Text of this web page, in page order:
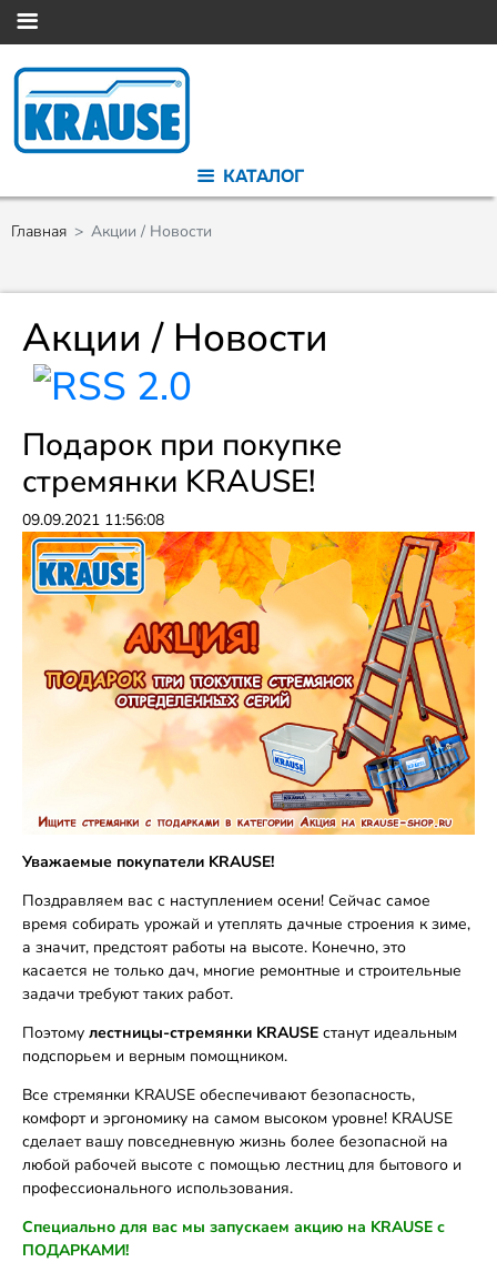
КАТАЛОГ
Главная Акции / Новости
Акции / Новости
Подарок при покупке
стремянки KRAUSE!
09.09.2021 11:56:08
Уважаемые покупатели KRAUSE!
Поздравляем вас с наступлением осени! Сейчас самое
время собирать урожай и утеплять дачные строения к зиме,
а значит, предстоят работы на высоте. Конечно, это
касается не только дач, многие ремонтные и строительные
задачи требуют таких работ.
Поэтому лестницы-стремянки KRAUSE станут идеальным
подспорьем и верным помощником.
Все стремянки KRAUSE обеспечивают безопасность,
комфорт и эргономику на самом высоком уровне! KRAUSE
сделает вашу повседневную жизнь более безопасной на
любой рабочей высоте с помощью лестниц для бытового и
профессионального использования.
Специально для вас мы запускаем акцию на KRAUSE с
ПОДАРКАМИ!